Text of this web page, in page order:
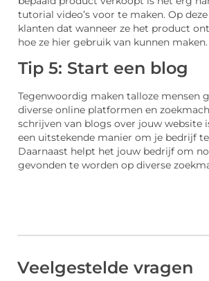
tutorial video’s voor te maken. Op
klanten dat wanneer ze het product
hoe ze hier gebruik van kunnen maken.
Tip 5: Start een blog
Tegenwoordig maken talloze mensen
diverse online platformen en
schrijven van blogs over jouw website
een uitstekende manier om je bedrijf
Daarnaast helpt het jouw bedrijf om
gevonden te worden op diverse
Veelgestelde vragen